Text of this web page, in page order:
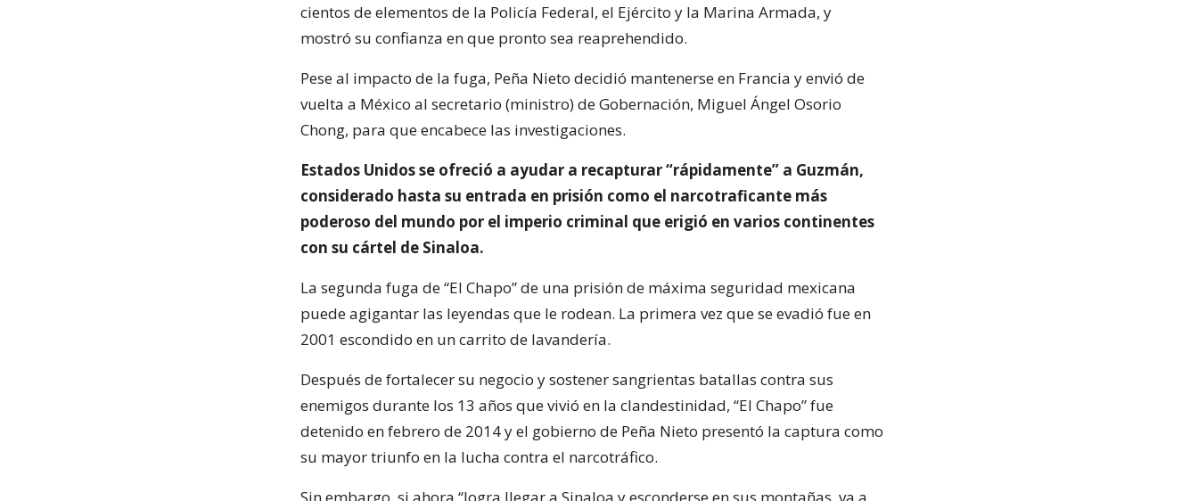
cientos de elementos de la Policía Federal, el Ejército y la Marina Armada, y
mostró su confianza en que pronto sea reaprehendido.
Pese al impacto de la fuga, Peña Nieto decidió mantenerse en Francia y envió de
vuelta a México al secretario (ministro) de Gobernación, Miguel Ángel Osorio
Chong, para que encabece las investigaciones.
Estados Unidos se ofreció a ayudar a recapturar “rápidamente” a Guzmán,
considerado hasta su entrada en prisión como el narcotraficante más
poderoso del mundo por el imperio criminal que erigió en varios continentes
con su cártel de Sinaloa.
La segunda fuga de “El Chapo” de una prisión de máxima seguridad mexicana
puede agigantar las leyendas que le rodean. La primera vez que se evadió fue en
2001 escondido en un carrito de lavandería.
Después de fortalecer su negocio y sostener sangrientas batallas contra sus
enemigos durante los 13 años que vivió en la clandestinidad, “El Chapo” fue
detenido en febrero de 2014 y el gobierno de Peña Nieto presentó la captura como
su mayor triunfo en la lucha contra el narcotráfico.
Sin embargo, si ahora “logra llegar a Sinaloa y esconderse en sus montañas, va a